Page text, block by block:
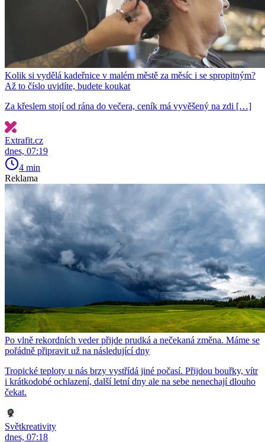
Kolik si vydělá kadeřnice v malém městě za měsíc i se spropitným?
Až to číslo uvidíte, budete koukat
Za křeslem stojí od rána do večera, ceník má vyvěšený na zdi […]
Extrafit.cz
dnes, 07:19
4 min
Reklama
Po vlně rekordních veder přijde prudká a nečekaná změna. Máme se
pořádně připravit už na následující dny
Tropické teploty u nás brzy vystřídá jiné počasí. Přijdou bouřky, vítr
i krátkodobé ochlazení, další letní dny ale na sebe nenechají dlouho
čekat.
Světkreativity
dnes, 07:18